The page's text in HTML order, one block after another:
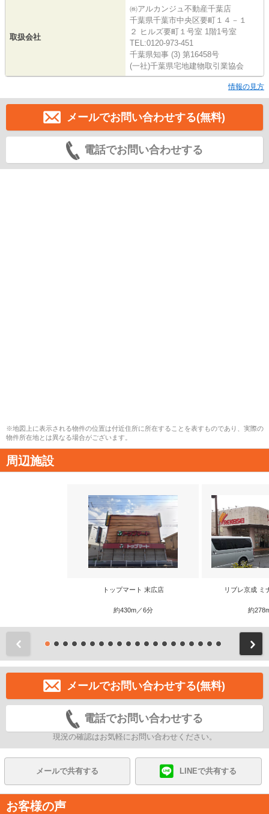
取扱会社
㈱アルカンジュ不動産千葉店
千葉県千葉市中央区要町１４－１
２ ヒルズ要町１号室 1階1号室
TEL:0120-973-451
千葉県知事 (3) 第16458号
(一社)千葉県宅地建物取引業協会
情報の見方
メールでお問い合わせする(無料)
電話でお問い合わせする
※地図上に表示される物件の位置は付近住所に所在することを表すものであり、実際の
物件所在地とは異なる場合がございます。
周辺施設
トップマート 末広店
約430m／6分
リブレ京成 ミ
約
メールでお問い合わせする(無料)
電話でお問い合わせする
現況の確認はお気軽にお問い合わせください。
メールで共有する LINEで共有する
お客様の声